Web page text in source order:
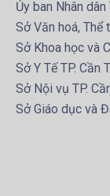
Ủy ban Nhân dân
Sở Văn hoá, Thể
Sở Khoa học và
Sở Y Tế TP. Cần
Sở Nội vụ TP.
Sở Giáo dục và